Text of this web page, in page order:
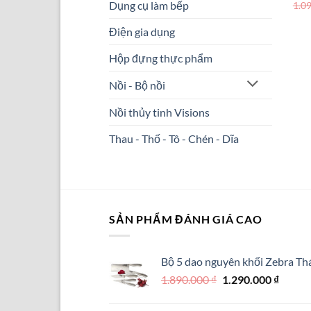
Dụng cụ làm bếp
Điện gia dụng
Hộp đựng thực phẩm
Nồi - Bộ nồi
Nồi thủy tinh Visions
Thau - Thố - Tô - Chén - Dĩa
SẢN PHẨM ĐÁNH GIÁ CAO
Bộ 5 dao nguyên khối Zebra
1.890.000₫ Giá
1.290.000 ₫Giá